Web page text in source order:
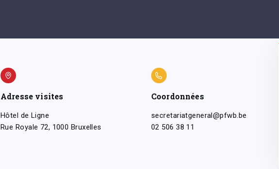
Adresse visites
Hôtel de Ligne
Rue Royale 72, 1000 Bruxelles
Coordonnées
secretariatgeneral@pfwb.be
02 506 38 11